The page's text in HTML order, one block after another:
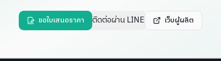
ขอใบเสนอราคา ติดต่อผ่าน LINE เว็บผู้ผลิต